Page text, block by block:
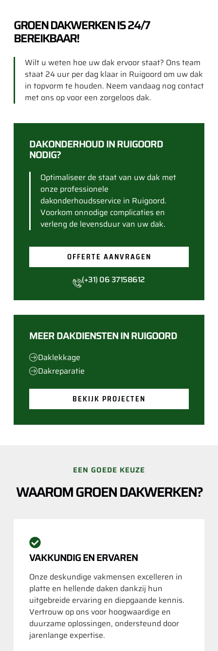
GROEN DAKWERKEN IS 24/7
BEREIKBAAR!
Wilt u weten hoe uw dak ervoor staat? Ons team
staat 24 uur per dag klaar in Ruigoord om uw dak
in topvorm te houden. Neem vandaag nog contact
met ons op voor een zorgeloos dak.
DAKONDERHOUD IN RUIGOORD
NODIG?
Optimaliseer de staat van uw dak met
onze professionele
dakonderhoudsservice in Ruigoord.
Voorkom onnodige complicaties en
verleng de levensduur van uw dak.
OFFERTE AANVRAGEN
(+31) 06 37158612
MEER DAKDIENSTEN IN RUIGOORD
Daklekkage
Dakreparatie
BEKIJK PROJECTEN
EEN GOEDE KEUZE
WAAROM GROEN DAKWERKEN?
VAKKUNDIG EN ERVAREN
Onze deskundige vakmensen excelleren in
platte en hellende daken dankzij hun
uitgebreide ervaring en diepgaande kennis.
Vertrouw op ons voor hoogwaardige en
duurzame oplossingen, ondersteund door
jarenlange expertise.